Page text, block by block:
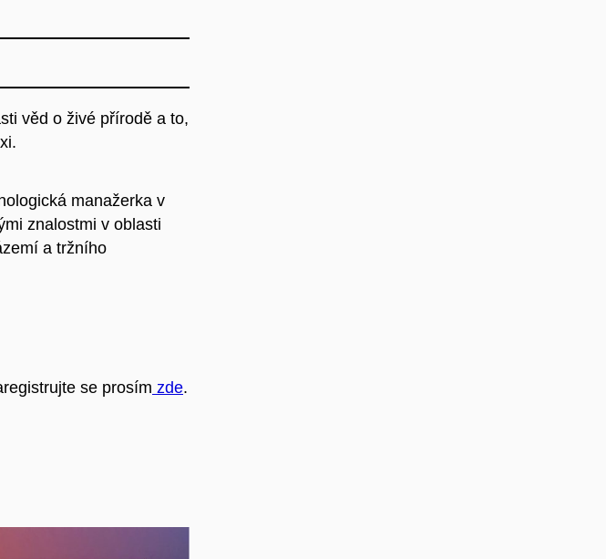
věd o živé přírodě a to,
manažerka v
znalostmi v oblasti
a tržního
se prosím zde.